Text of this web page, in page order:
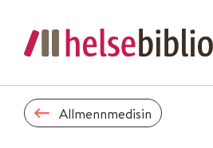
Allmennmedisin